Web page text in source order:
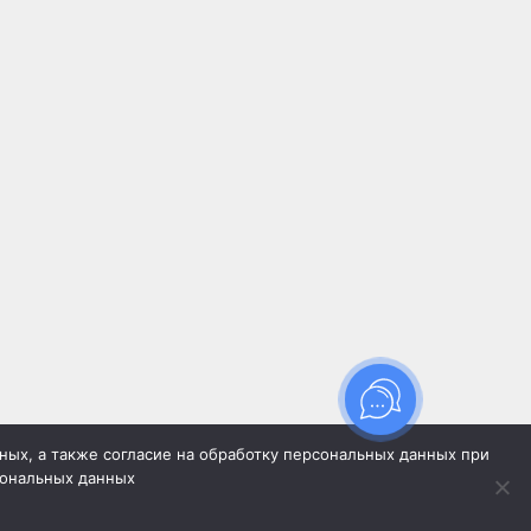
публичной офертой, определяемой
а также согласие на обработку персональных данных при
данных